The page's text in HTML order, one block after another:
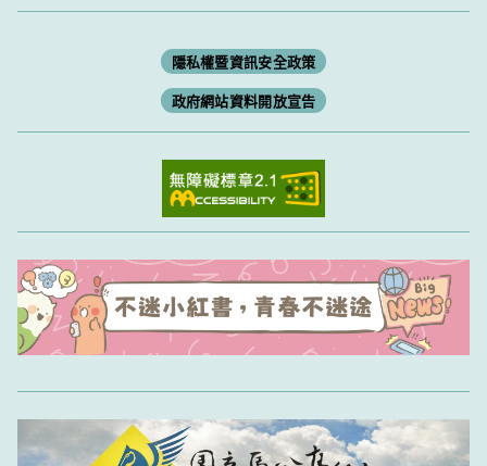
隱私權暨資訊安全政策
政府網站資料開放宣告